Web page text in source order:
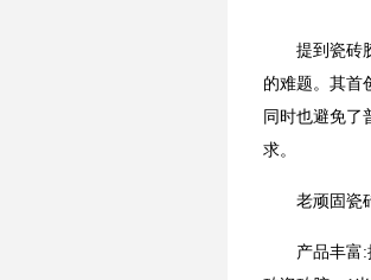
提到瓷砖
的难题。其首
同时也避免了
求。
老顽固瓷
产品丰富